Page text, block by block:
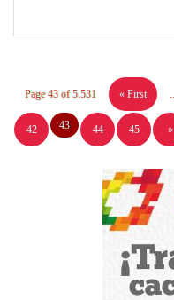
Page 43 of 5.531 « First
42 43 44 45 »